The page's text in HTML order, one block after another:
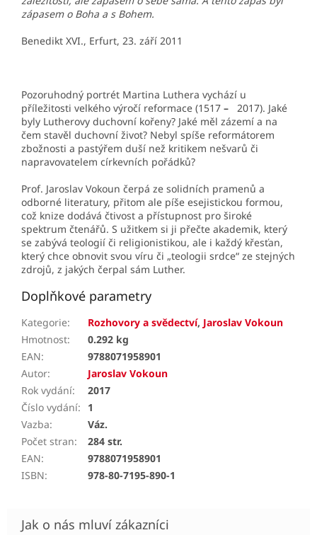
zápasem o Boha a s Bohem.
Benedikt XVI., Erfurt, 23. září 2011
Pozoruhodný portrét Martina Luthera vychází u
příležitosti velkého výročí reformace (1517 –
2017). Jaké
byly Lutherovy duchovní kořeny? Jaké měl zázemí a na
čem stavěl duchovní život? Nebyl spíše reformátorem
zbožnosti a pastýřem duší než kritikem nešvarů či
napravovatelem církevních pořádků?
Prof. Jaroslav Vokoun čerpá ze solidních pramenů a
odborné literatury, přitom ale píše esejistickou formou,
což knize dodává čtivost a přístupnost pro široké
spektrum čtenářů. S užitkem si ji přečte akademik, který
se zabývá teologií či religionistikou, ale i každý křesťan,
který chce obnovit svou víru či „teologii srdce“ ze stejných
zdrojů, z jakých čerpal sám Luther.
Doplňkové parametry
Kategorie: Rozhovory a svědectví, Jaroslav Vokoun
Hmotnost:
0.292 kg
EAN:
9788071958901
Autor:
Jaroslav Vokoun
Rok vydání:
2017
Číslo vydání:
1
Vazba:
Váz.
Počet stran:
284 str.
EAN:
9788071958901
ISBN: 978-80-7195-890-1